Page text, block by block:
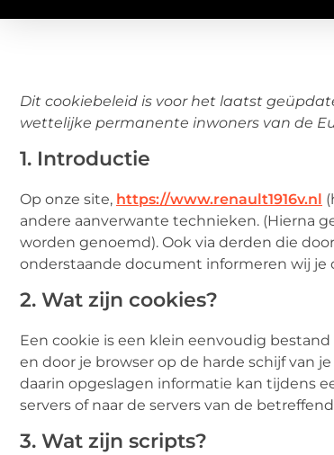
Dit cookiebeleid is voor het laatst
wettelijke permanente inwoners van de
1. Introductie
Op onze site, https://www.renault1916v.nl
andere aanverwante technieken. (Hierna
worden genoemd). Ook via derden die
onderstaande document informeren wij je
2. Wat zijn cookies?
Een cookie is een klein eenvoudig
en door je browser op de harde schijf van
daarin opgeslagen informatie kan tijdens
servers of naar de servers van de
3. Wat zijn scripts?